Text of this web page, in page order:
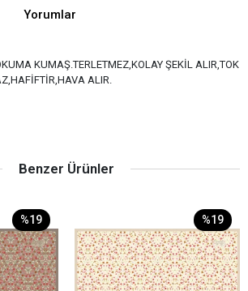
Yorumlar
KUMAŞ.TERLETMEZ,KOLAY ŞEKİL ALIR,TOK
ALIR.
Benzer Ürünler
%19 %19